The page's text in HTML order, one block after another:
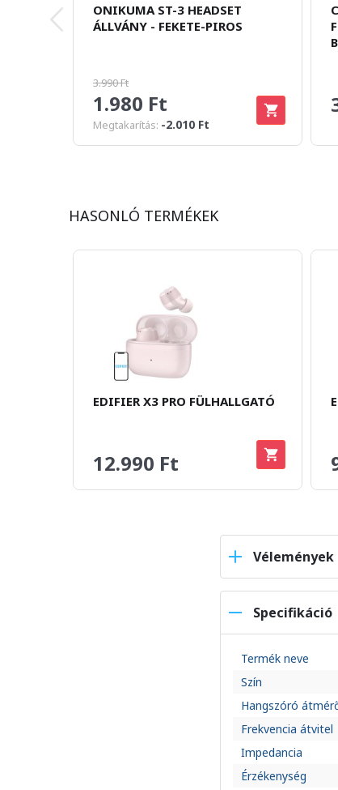
ONIKUMA ST-3 HEADSET
ÁLLVÁNY - FEKETE-PIROS
3.990 Ft
1.980 Ft
Megtakarítás: -2.010 Ft
HASONLÓ TERMÉKEK
EDIFIER X3 PRO FÜLHALLGATÓ
12.990 Ft
Vélemények
Specifikáció
Termék neve
Szín
Hangszóró
Frekvencia átvitel
Impedancia
Érzékenység